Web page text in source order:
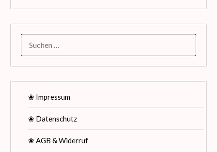
❀ Impressum
❀ Datenschutz
❀ AGB & Widerruf